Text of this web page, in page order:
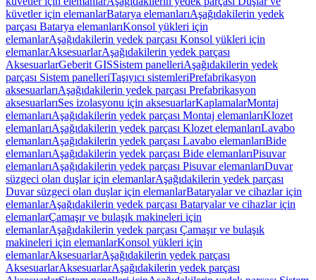
küvetler için elemanlarBatarya elemanlarıAşağıdakilerin yedek
parçası Batarya elemanlarıKonsol yükleri için
elemanlarAşağıdakilerin yedek parçası Konsol yükleri için
elemanlarAksesuarlarAşağıdakilerin yedek parçası
AksesuarlarGeberit GISSistem panelleriAşağıdakilerin yedek
parçası Sistem panelleriTaşıyıcı sistemleriPrefabrikasyon
aksesuarlarıAşağıdakilerin yedek parçası Prefabrikasyon
aksesuarlarıSes izolasyonu için aksesuarlarKaplamalarMontaj
elemanlarıAşağıdakilerin yedek parçası Montaj elemanlarıKlozet
elemanlarıAşağıdakilerin yedek parçası Klozet elemanlarıLavabo
elemanlarıAşağıdakilerin yedek parçası Lavabo elemanlarıBide
elemanlarıAşağıdakilerin yedek parçası Bide elemanlarıPisuvar
elemanlarıAşağıdakilerin yedek parçası Pisuvar elemanlarıDuvar
süzgeci olan duşlar için elemanlarAşağıdakilerin yedek parçası
Duvar süzgeci olan duşlar için elemanlarBataryalar ve cihazlar için
elemanlarAşağıdakilerin yedek parçası Bataryalar ve cihazlar için
elemanlarÇamaşır ve bulaşık makineleri için
elemanlarAşağıdakilerin yedek parçası Çamaşır ve bulaşık
makineleri için elemanlarKonsol yükleri için
elemanlarAksesuarlarAşağıdakilerin yedek parçası
AksesuarlarAksesuarlarAşağıdakilerin yedek parçası